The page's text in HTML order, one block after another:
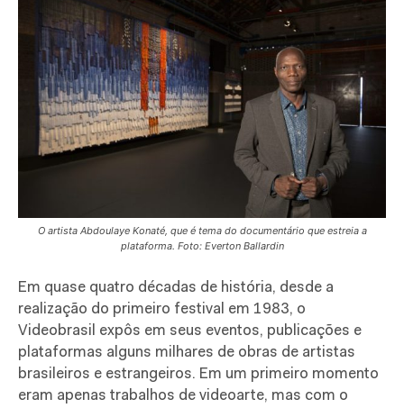
O artista Abdoulaye Konaté, que é tema do documentário que estreia a
plataforma. Foto: Everton Ballardin
Em quase quatro décadas de história, desde a
realização do primeiro festival em 1983, o
Videobrasil expôs em seus eventos, publicações e
plataformas alguns milhares de obras de artistas
brasileiros e estrangeiros. Em um primeiro momento
eram apenas trabalhos de videoarte, mas com o